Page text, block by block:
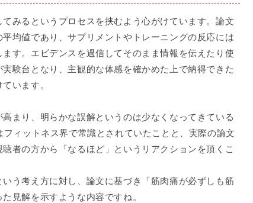
みるというプロセスを挟むよう心がけています。論文
均値であり、サプリメントやトレーニングの反応には
す。エビデンスを過信してそのまま情報を伝えたり使
験台となり、主観的な体感を確かめた上で納得できた
います。
まり、明らかな誤解というのは少なくなってきている
ィットネス界で常識とされていたことと、実際の論文
者の方から「なるほど」というリアクションを頂くこ
う考え方に対し、論文に基づき「筋肉痛が必ずしも筋
見解を示すような内容ですね。